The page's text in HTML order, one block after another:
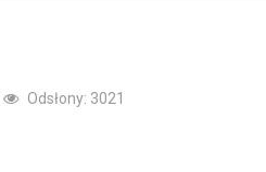
Odsłony: 3021